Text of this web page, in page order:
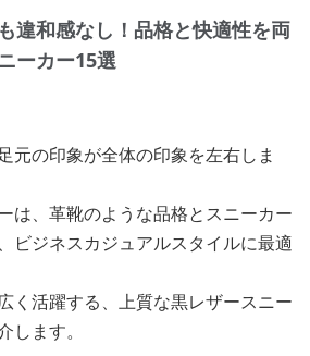
違和感なし！品格と快適性を両
ーカー15選
元の印象が全体の印象を左右しま
は、革靴のような品格とスニーカー
ビジネスカジュアルスタイルに最適
く活躍する、上質な黒レザースニー
します。